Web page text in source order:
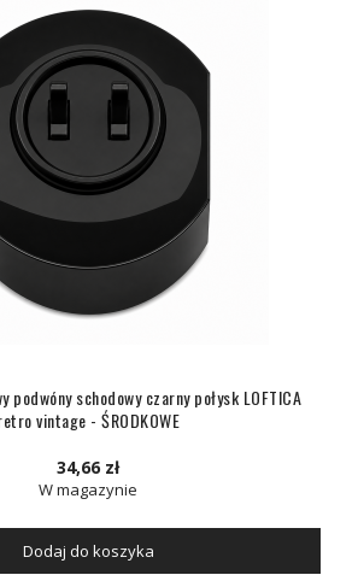
podwóny schodowy czarny połysk LOFTICA
vintage - ŚRODKOWE
34,66 zł
W magazynie
Dodaj do koszyka